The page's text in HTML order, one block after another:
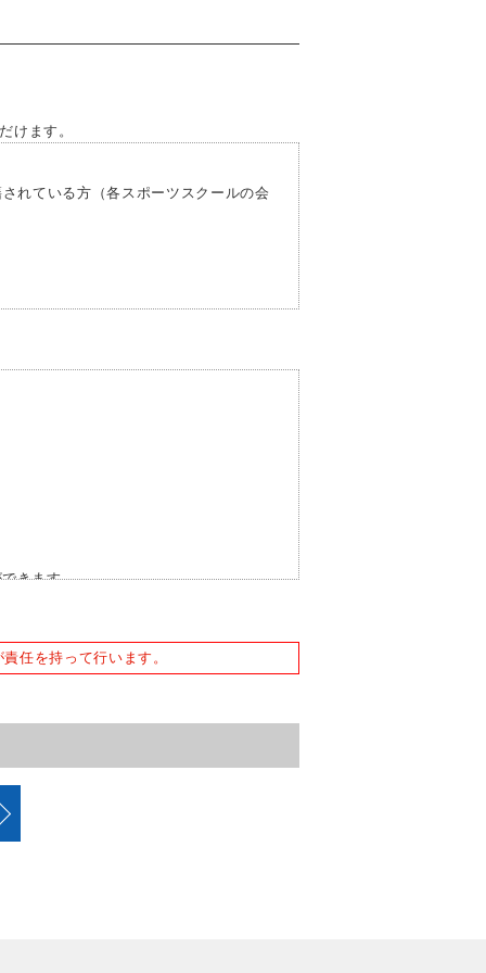
けます。
れている方（各スポーツスクールの会
きます。
個人に対する評価、分類、区分に関す
任を持って行います。